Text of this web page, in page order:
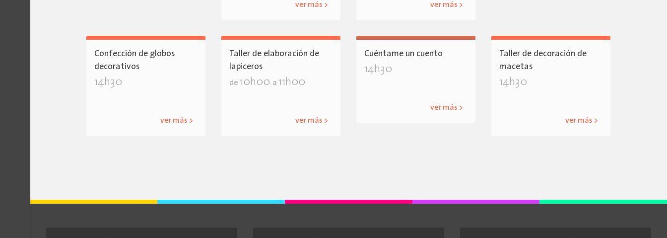
ver más > ver más >
Confección de globos
decorativos
14h30
ver más >
Taller de elaboración de
lapiceros
de 10h00 a 11h00
ver más >
Cuéntame un cuento
14h30
ver más >
Taller de decoración de
macetas
14h30
ver más >